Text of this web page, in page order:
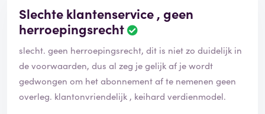
Slechte klantenservice , geen
herroepingsrecht
slecht. geen herroepingsrecht, dit is niet zo duidelijk in
de voorwaarden, dus al zeg je gelijk af je wordt
gedwongen om het abonnement af te nemenen geen
overleg. klantonvriendelijk , keihard verdienmodel.